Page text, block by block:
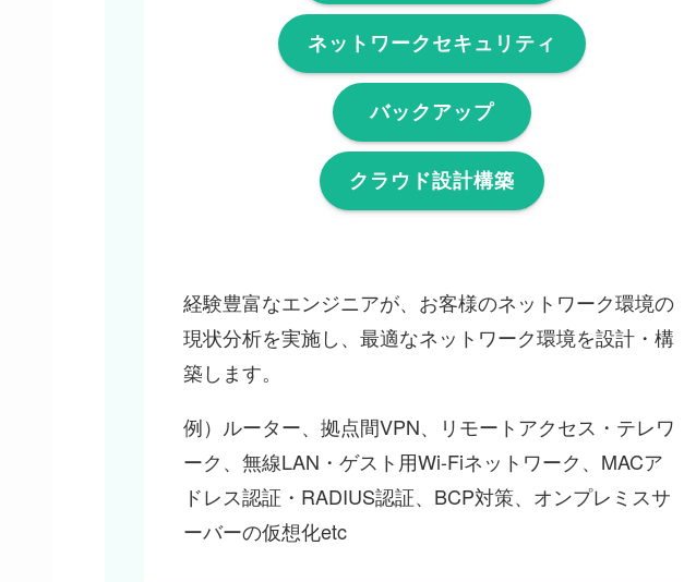
ネットワークセキュリティ
バックアップ
クラウド設計構築
経験豊富なエンジニアが、お客様のネットワーク環境の
現状分析を実施し、最適なネットワーク環境を設計・構
築します。
例）ルーター、拠点間VPN、リモートアクセス・テレワ
ーク、無線LAN・ゲスト用Wi-Fiネットワーク、MACア
ドレス認証・RADIUS認証、BCP対策、オンプレミスサ
ーバーの仮想化etc